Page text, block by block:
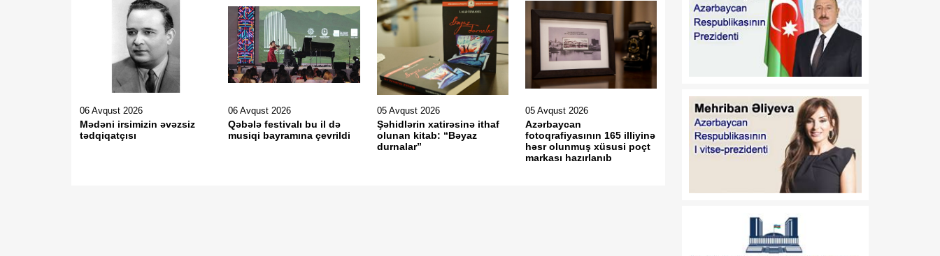
06 Avqust 2026
Mədəni irsimizin əvəzsiz
tədqiqatçısı
06 Avqust 2026
Qəbələ festivalı bu il də
musiqi bayramına çevrildi
05 Avqust 2026
Şəhidlərin xatirəsinə ithaf
olunan kitab: “Bəyaz
durnalar”
05 Avqust 2026
Azərbaycan
fotoqrafiyasının 165 illiyinə
həsr olunmuş xüsusi poçt
markası hazırlanıb
təşəbbüskarlığa
N.Z.Nağdəliyevin
Respublikasının Estoniya
fövqəladə və səlahiyyətli
səfiri təyin edilməsi
haqqında
01:16
08 Avqust
Respublikasının Estoniya
fövqəladə və səlahiyyətli
səfiri vəzifəsindən geri
çağırılması haqqında
01:16
08 Avqust